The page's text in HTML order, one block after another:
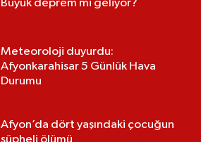
Büyük deprem mi geliyor?
Meteoroloji duyurdu:
Afyonkarahisar 5 Günlük Hava
Durumu
Afyon’da dört yaşındaki çocuğun
şüpheli ölümü